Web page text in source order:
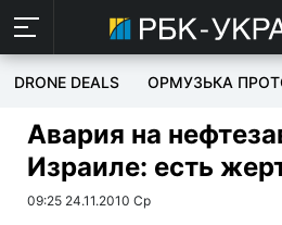
DRONE DEALS ОРМУЗЬКА
Авария на
Израиле: есть
09:25 24.11.2010 Ср